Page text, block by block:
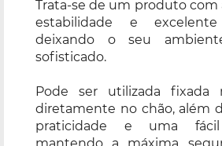
Trata-se de um produto com
estabilidade e excelente
deixando o seu
sofisticado.
Pode ser utilizada fixada
diretamente no chão, além
praticidade e uma fácil
mantendo a máxima